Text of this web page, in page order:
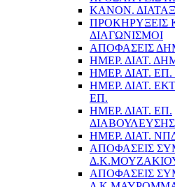
ΚΑΝΟΝ.
ΠΡΟΚΗΡΥΞΕΙΣ
ΔΙΑΓΩΝΙΣΜΟΙ
ΑΠΟΦΑΣΕΙΣ
ΗΜΕΡ. ΔΙΑΤ.
ΗΜΕΡ. ΔΙΑΤ.
ΗΜΕΡ. ΔΙΑΤ.
ΕΠ.
ΗΜΕΡ. ΔΙΑΤ. ΕΠ.
ΔΙΑΒΟΥΛΕΥΣΗΣ
ΗΜΕΡ. ΔΙΑΤ.
ΑΠΟΦΑΣΕΙΣ
ΑΠΟΦΑΣΕΙΣ